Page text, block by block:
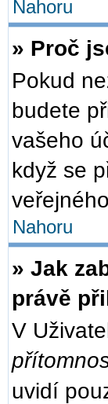
Nahoru
» Proč
Pokud
budete
vašeho
když se
Nahoru
» Jak
právě
V
uvidí